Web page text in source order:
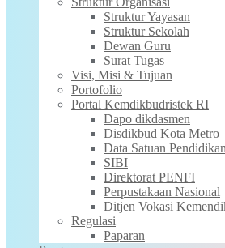
Struktur Yayasan
Struktur Sekolah
Dewan Guru
Surat Tugas
Visi, Misi & Tujuan
Portofolio
Portal Kemdikbudristek RI
Dapo dikdasmen
Disdikbud Kota Metro
Data Satuan Pendidikan
SIBI
Direktorat PENFI
Perpustakaan Nasional
Ditjen Vokasi
Regulasi
Paparan